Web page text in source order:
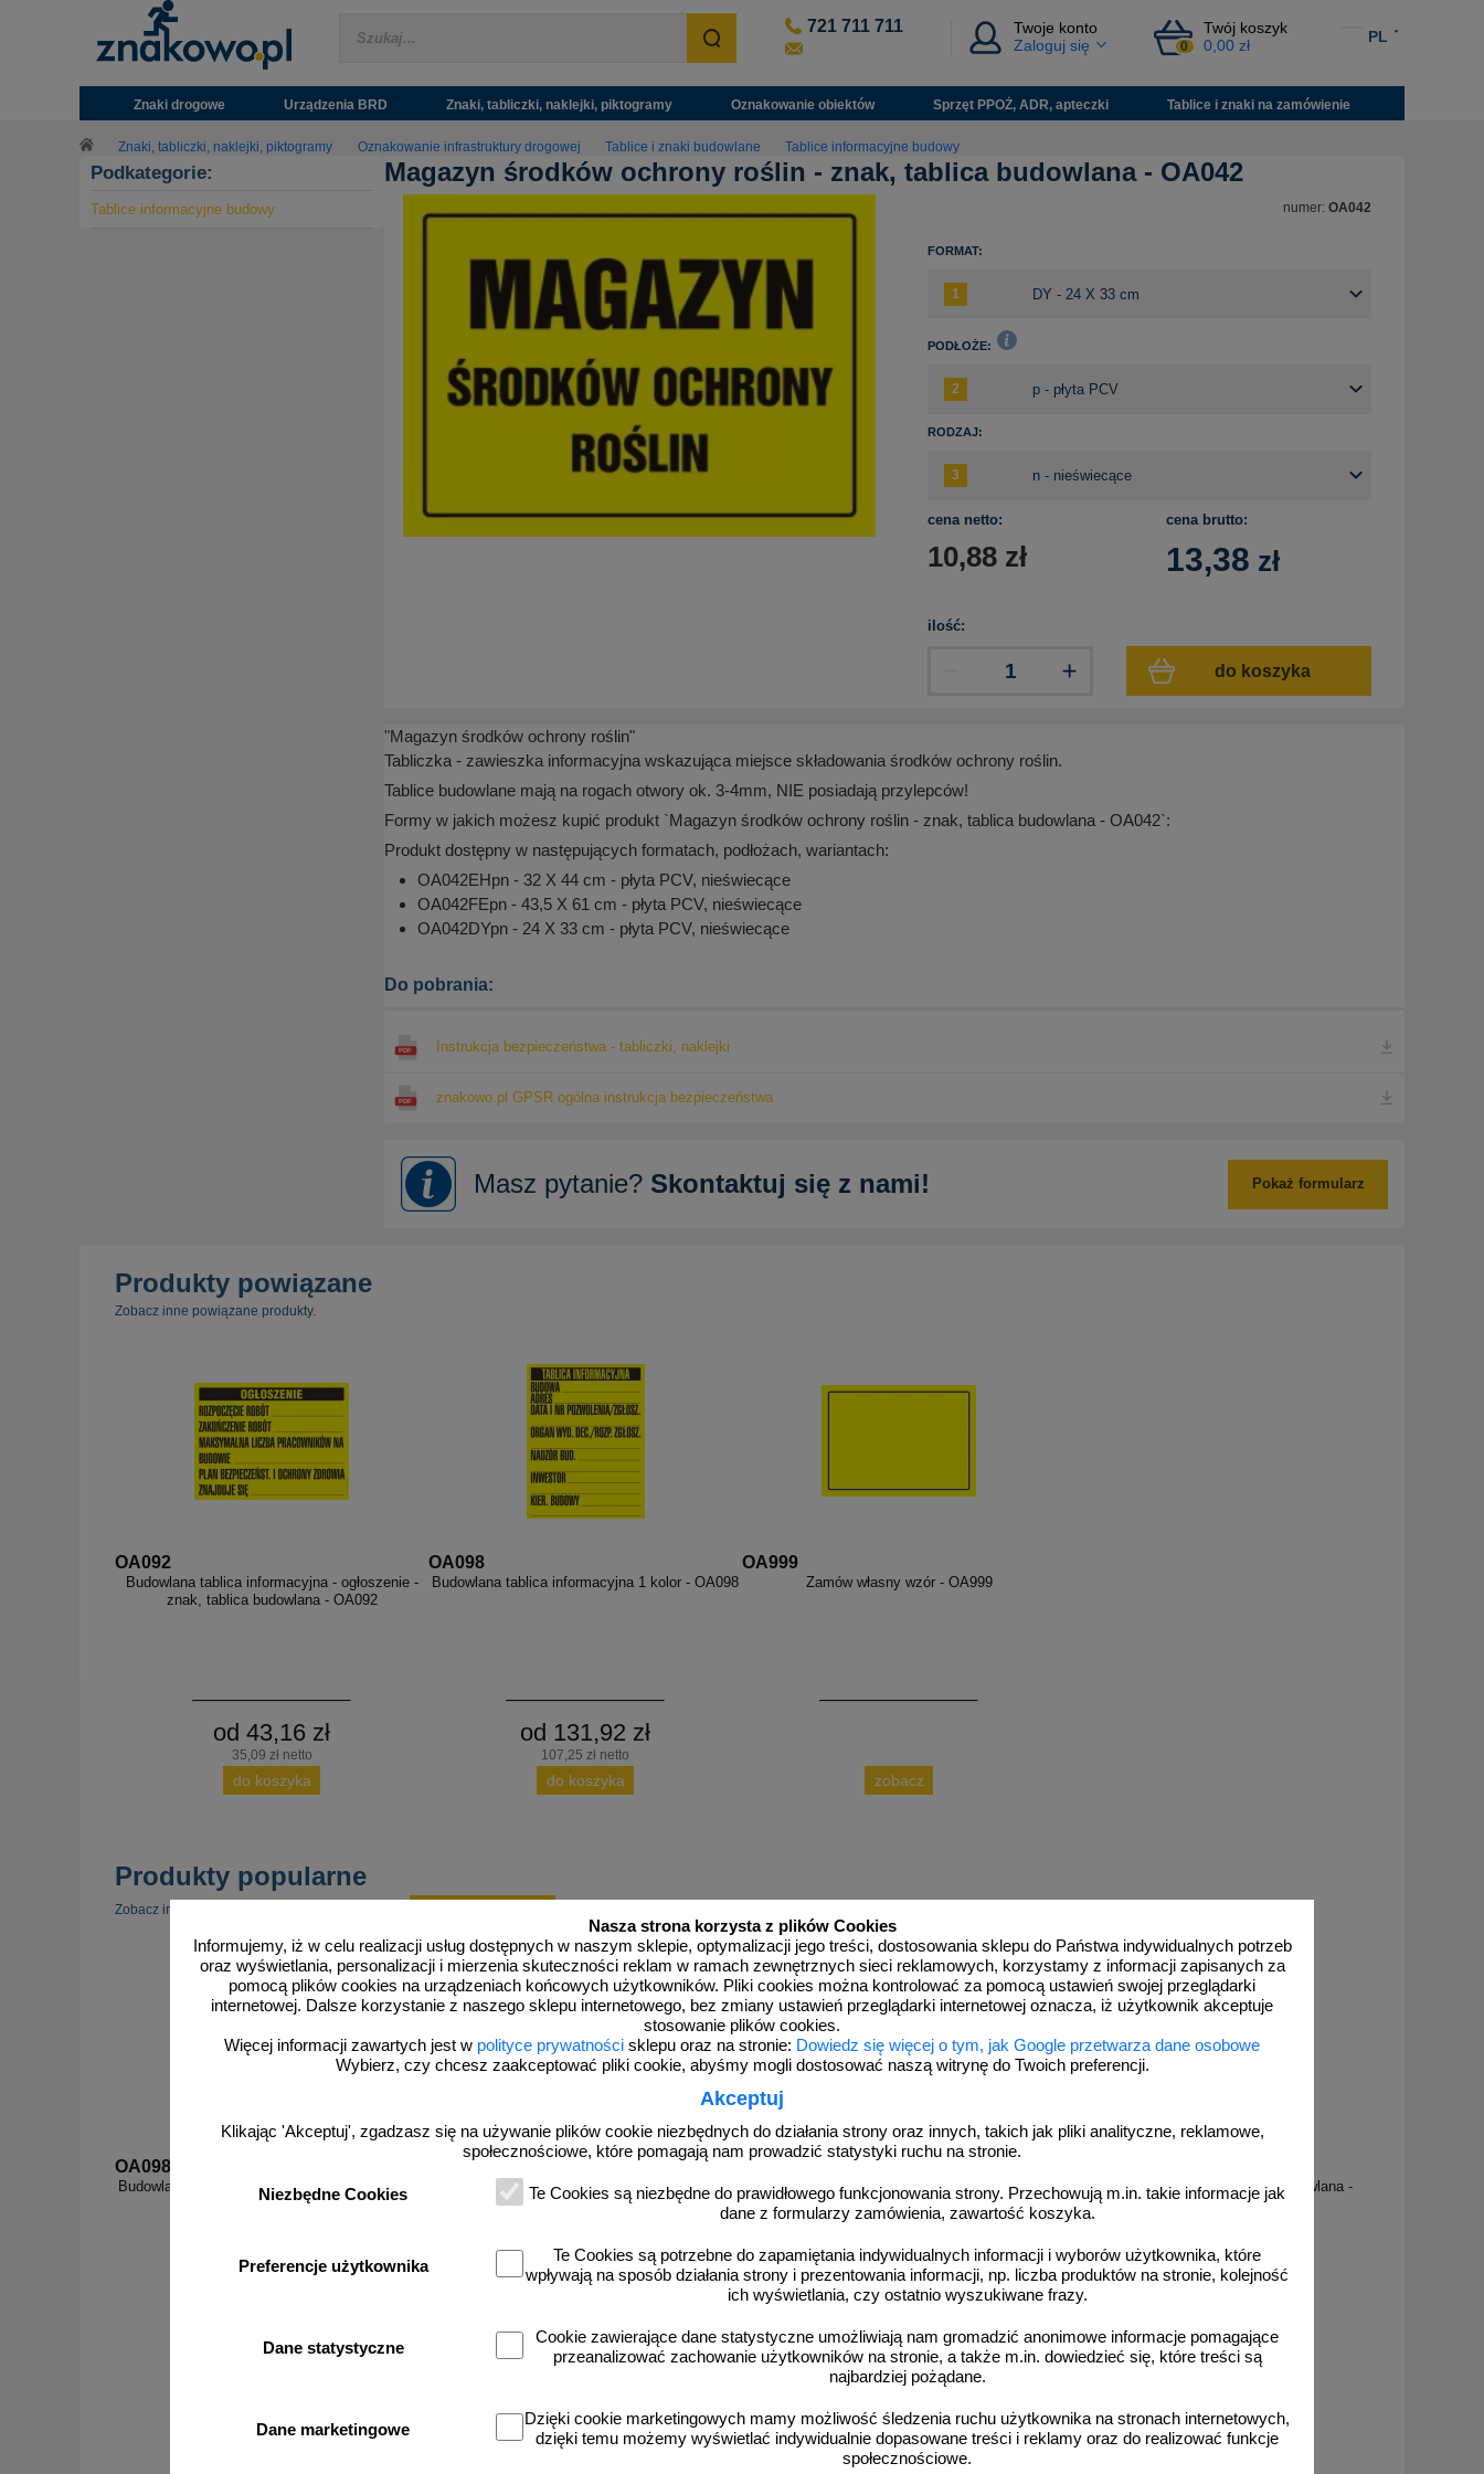
Nasza strona korzysta z plików Cookies
Informujemy, iż w celu realizacji usług dostępnych w naszym sklepie, optymalizacji jego treści, dostosowania sklepu do Państwa indywidualnych potrzeb
oraz wyświetlania, personalizacji i mierzenia skuteczności reklam w ramach zewnętrznych sieci reklamowych, korzystamy z informacji zapisanych za
pomocą plików cookies na urządzeniach końcowych użytkowników. Pliki cookies można kontrolować za pomocą ustawień swojej przeglądarki
internetowej. Dalsze korzystanie z naszego sklepu internetowego, bez zmiany ustawień przeglądarki internetowej oznacza, iż użytkownik akceptuje
stosowanie plików cookies.
Więcej informacji zawartych jest w polityce prywatności sklepu oraz na stronie: Dowiedz się więcej o tym, jak Google przetwarza dane osobowe
Wybierz, czy chcesz zaakceptować pliki cookie, abyśmy mogli dostosować naszą witrynę do Twoich preferencji.
Akceptuj
Klikając 'Akceptuj', zgadzasz się na używanie plików cookie niezbędnych do działania strony oraz innych, takich jak pliki analityczne, reklamowe,
społecznościowe, które pomagają nam prowadzić statystyki ruchu na stronie.
Niezbędne Cookies
Te Cookies są niezbędne do prawidłowego funkcjonowania strony. Przechowują m.in. takie informacje jak
dane z formularzy zamówienia, zawartość koszyka.
Preferencje użytkownika
Te Cookies są potrzebne do zapamiętania indywidualnych informacji i wyborów użytkownika, które
wpływają na sposób działania strony i prezentowania informacji, np. liczba produktów na stronie, kolejność
ich wyświetlania, czy ostatnio wyszukiwane frazy.
Dane statystyczne
Cookie zawierające dane statystyczne umożliwiają nam gromadzić anonimowe informacje pomagające
przeanalizować zachowanie użytkowników na stronie, a także m.in. dowiedzieć się, które treści są
najbardziej pożądane.
Dane marketingowe
Dzięki cookie marketingowych mamy możliwość śledzenia ruchu użytkownika na stronach internetowych,
dzięki temu możemy wyświetlać indywidualnie dopasowane treści i reklamy oraz do realizować funkcje
społecznościowe.
721 711 711
Twoje konto
Zaloguj się
Twój koszyk
0 0,00 zł
PL
Znaki drogowe Urządzenia BRD Znaki, tabliczki, naklejki, piktogramy Oznakowanie obiektów Sprzęt PPOŻ, ADR, apteczki Tablice i znaki na zamówienie
Znaki, tabliczki, naklejki, piktogramy Oznakowanie infrastruktury drogowej Tablice i znaki budowlane Tablice informacyjne budowy
Podkategorie:
Tablice informacyjne budowy
Magazyn środków ochrony roślin - znak, tablica budowlana - OA042
numer: OA042
FORMAT:
PODŁOŻE:
RODZAJ:
cena netto:
10,88 zł
cena brutto:
13,38 zł
ilość:
do koszyka
"Magazyn środków ochrony roślin"
Tabliczka - zawieszka informacyjna wskazująca miejsce składowania środków ochrony roślin.
Tablice budowlane mają na rogach otwory ok. 3-4mm, NIE posiadają przylepców!
Formy w jakich możesz kupić produkt `Magazyn środków ochrony roślin - znak, tablica budowlana - OA042`:
Produkt dostępny w następujących formatach, podłożach, wariantach:
OA042EHpn - 32 X 44 cm - płyta PCV, nieświecące
OA042FEpn - 43,5 X 61 cm - płyta PCV, nieświecące
OA042DYpn - 24 X 33 cm - płyta PCV, nieświecące
Do pobrania:
Instrukcja bezpieczeństwa - tabliczki, naklejki
znakowo.pl GPSR ogólna instrukcja bezpieczeństwa
Masz pytanie? Skontaktuj się z nami! Pokaż formularz
Produkty powiązane
Zobacz inne powiązane produkty.
OA092
Budowlana tablica informacyjna - ogłoszenie -
znak, tablica budowlana - OA092
od 43,16 zł
35,09 zł netto
do koszyka
OA098
Budowlana tablica informacyjna 1 kolor - OA098
od 131,92 zł
107,25 zł netto
do koszyka
OA999
Zamów własny wzór - OA999
zobacz
Produkty popularne
Zobacz inne popularne produkty w tej kategorii.
OA098
Budowlana tablica informacyjna 1 kolor - OA098
od 131,92 zł
107,25 zł netto
OA092
Budowlana tablica informacyjna - ogłoszenie -
znak, tablica budowlana - OA092
od 43,16 zł
35,09 zł netto
OA007
Uwaga! Głębokie wykopy - znak, tablica
budowlana - OA007
od 13,38 zł
10,88 zł netto
do koszyka
Uwaga! Wykopy - znak, tablica budowlana -
OA005
od 13,38 zł
10,88 zł netto